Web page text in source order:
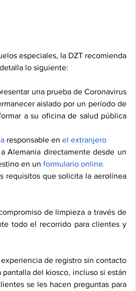
especiales, la DZT recomienda
lo siguiente:
una prueba de Coronavirus
aislado por un período de
a su oficina de salud pública
responsable en el extranjero
Alemania directamente desde un
en un formulario online.
requisitos que solicita la aerolínea
de limpieza a través de
todo el recorrido para clientes y
de registro sin contacto
del kiosco, incluso si están
se les hacen preguntas para